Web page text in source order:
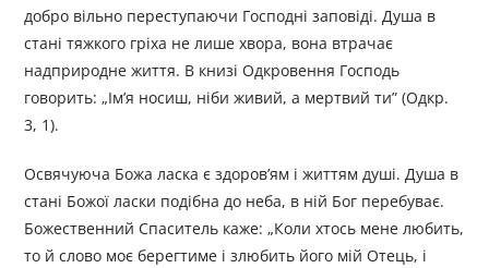
добро вільно переступаючи Господні заповіді. Душа в
стані тяжкого гріха не лише хвора, вона втрачає
надприродне життя. В книзі Одкровення Господь
говорить: „Ім’я носиш, ніби живий, а мертвий ти” (Одкр.
3, 1).
Освячуюча Божа ласка є здоров’ям і життям душі. Душа в
стані Божої ласки подібна до неба, в ній Бог перебуває.
Божественний Спаситель каже: „Коли хтось мене любить,
то й слово моє берегтиме і злюбить його мій Отець, і